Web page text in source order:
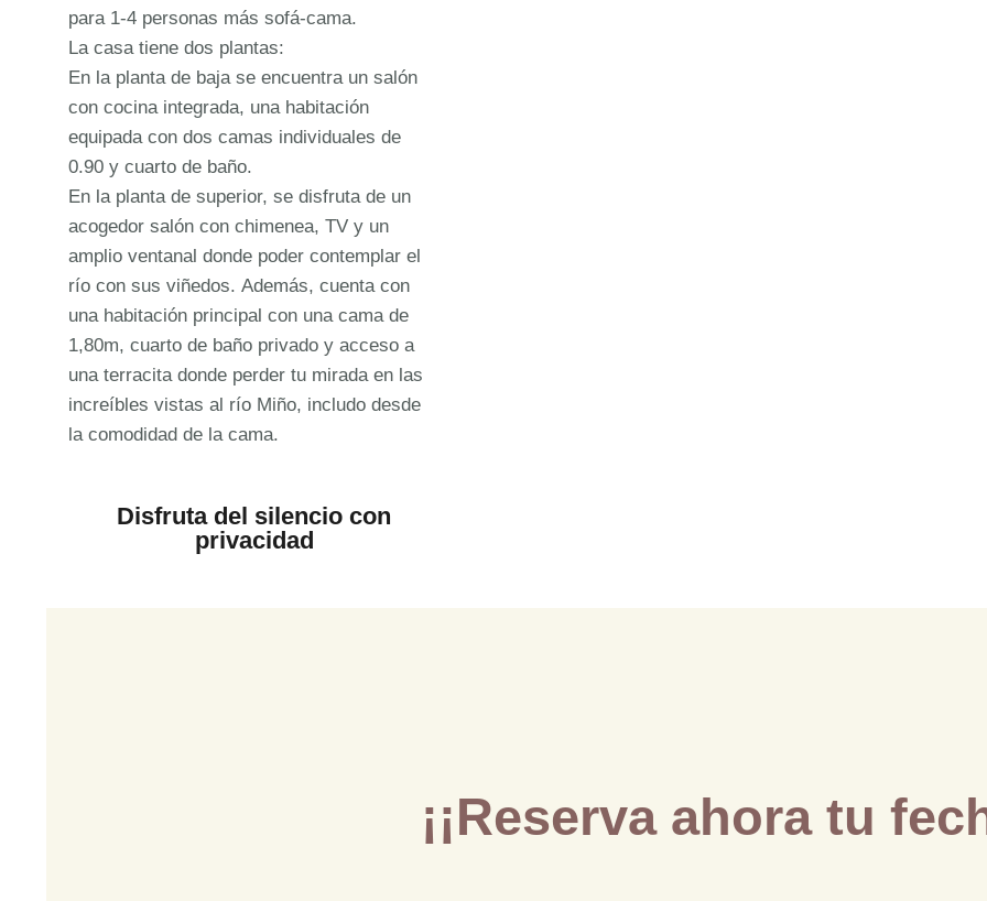
para 1-4 personas más sofá-cama.
La casa tiene dos plantas:
En la planta de baja se encuentra un salón
con cocina integrada, una habitación
equipada con dos camas individuales de
0.90 y cuarto de baño.
En la planta de superior, se disfruta de un
acogedor salón con chimenea, TV y un
amplio ventanal donde poder contemplar el
río con sus viñedos. Además, cuenta con
una habitación principal con una cama de
1,80m, cuarto de baño privado y acceso a
una terracita donde perder tu mirada en las
increíbles vistas al río Miño, includo desde
la comodidad de la cama.
Disfruta del silencio con
privacidad
¡¡Reserva ahora tu